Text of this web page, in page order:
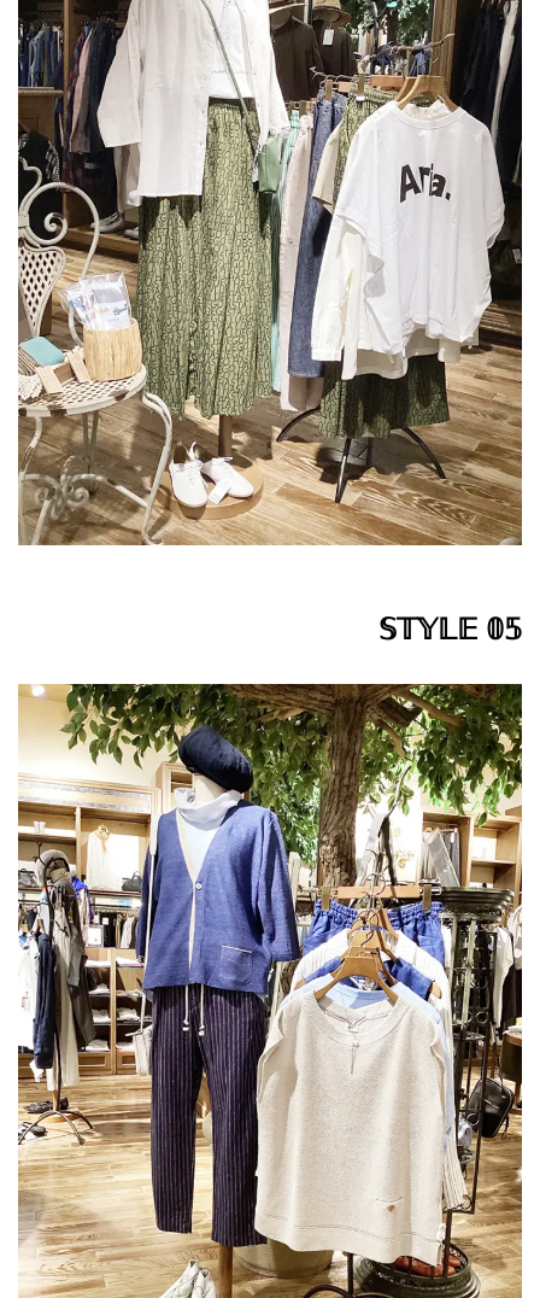
𝕊𝕋𝕐𝕃𝔼 𝟘𝟝